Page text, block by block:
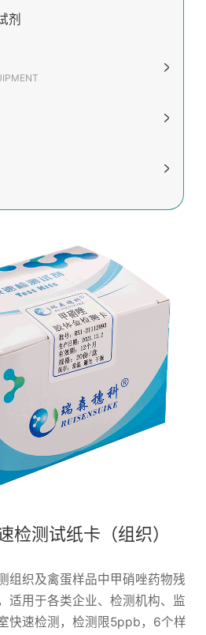
剂
检测试纸卡（组织）
组织及禽蛋样品中甲硝唑药物残
适用于各类企业、检测机构、监
快速检测，检测限5ppb，6个样